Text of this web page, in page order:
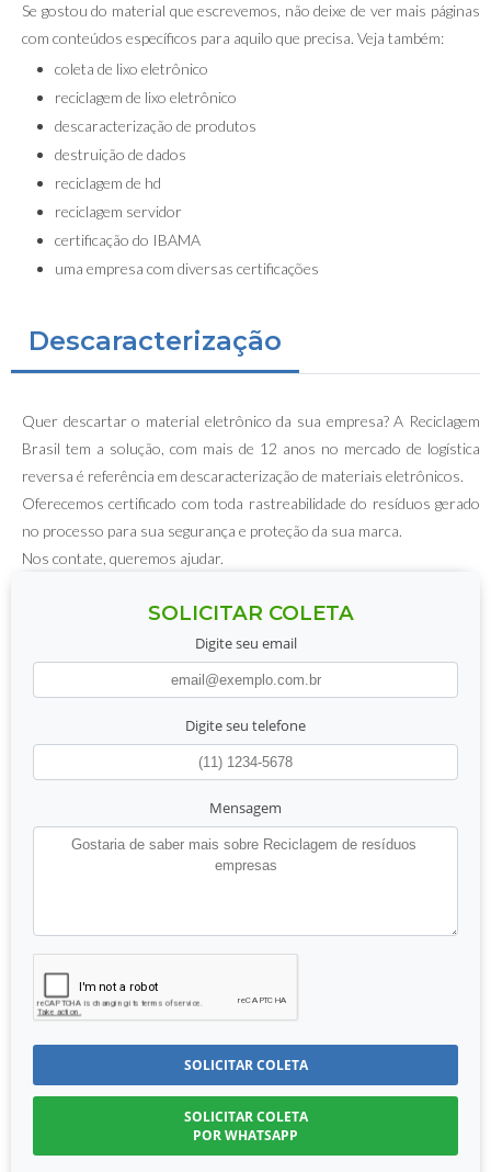
Se gostou do material que escrevemos, não deixe de ver mais páginas
com conteúdos específicos para aquilo que precisa. Veja também:
coleta de lixo eletrônico
reciclagem de lixo eletrônico
descaracterização de produtos
destruição de dados
reciclagem de hd
reciclagem servidor
certificação do IBAMA
uma empresa com diversas certificações
Descaracterização
Quer descartar o material eletrônico da sua empresa? A Reciclagem
Brasil tem a solução, com mais de 12 anos no mercado de logística
reversa é referência em descaracterização de materiais eletrônicos.
Oferecemos certificado com toda rastreabilidade do resíduos gerado
no processo para sua segurança e proteção da sua marca.
Nos contate, queremos ajudar.
SOLICITAR COLETA
Digite seu email
Digite seu telefone
Mensagem
SOLICITAR COLETA
SOLICITAR COLETA
POR WHATSAPP